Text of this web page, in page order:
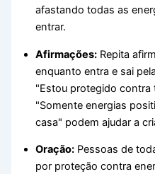
afastando todas as
entrar.
Afirmações: Repita
enquanto entra e sai
"Estou protegido contra
"Somente energias
casa" podem ajudar a
Oração: Pessoas de
por proteção contra